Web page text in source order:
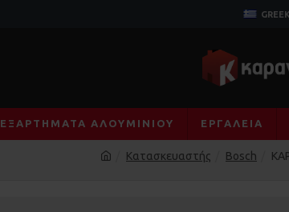
GREEK
ΕΞΑΡΤΉΜΑΤΑ ΑΛΟΥΜΙΝΊΟΥ ΕΡΓΑΛΕΊΑ
Κατασκευαστής Bosch